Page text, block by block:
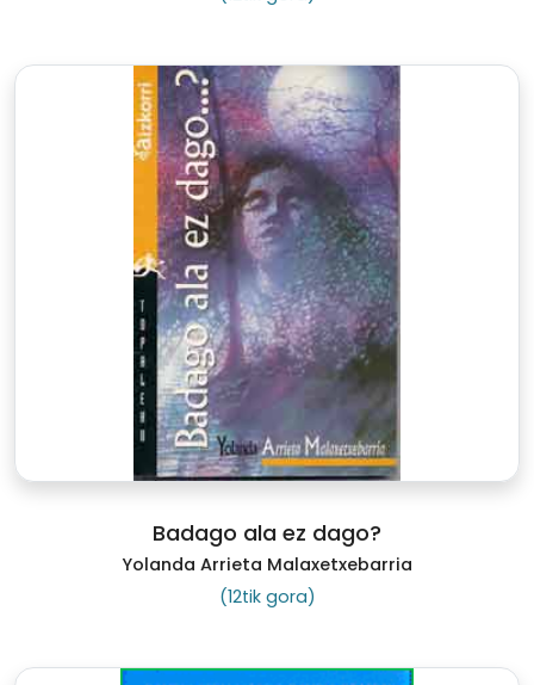
Badago ala ez dago?
Yolanda Arrieta Malaxetxebarria
(12tik gora)